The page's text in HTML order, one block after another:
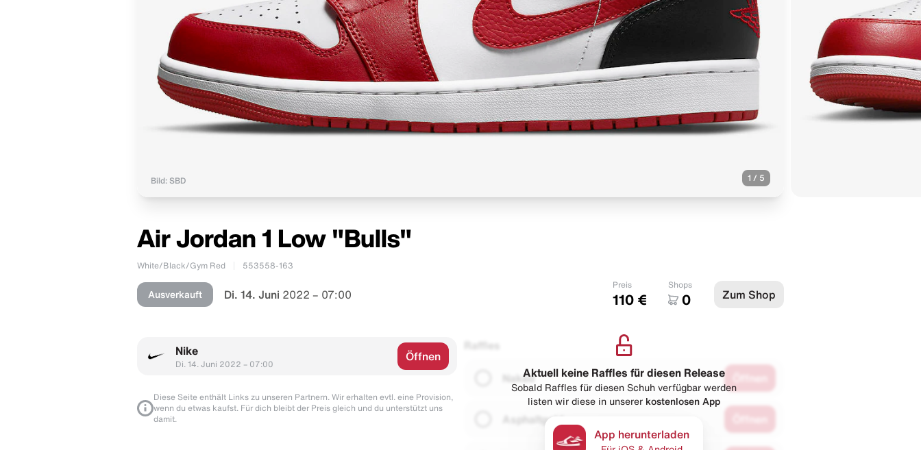
Bild: SBD 1 / 5
Air Jordan 1 Low "Bulls"
White/Black/Gym Red 553558-163
Ausverkauft Di. 14. Juni 2022 – 07:00
Preis
110 €
Shops
0 Zum Shop
Nike
Di. 14. Juni 2022 – 07:00
Öffnen
Diese Seite enthält Links zu unseren Partnern. Wir erhalten evtl. eine Provision,
wenn du etwas kaufst. Für dich bleibt der Preis gleich und du unterstützt uns
damit.
Raffles
Naked
Asphaltgold
Aktuell keine Raffles für diesen Release
Sobald Raffles für diesen Schuh verfügbar werden
listen wir diese in unserer kostenlosen App
App herunterladen